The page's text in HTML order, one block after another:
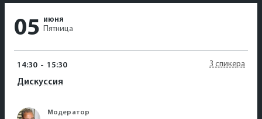
05 июня
Пятница
14:30 - 15:30
Дискуссия
3 спикера
Модератор